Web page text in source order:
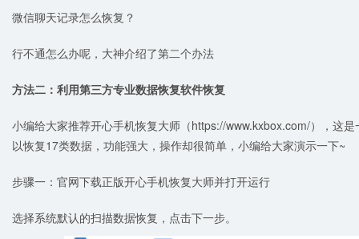
微信聊天记录怎么恢复？
行不通怎么办呢，大神介绍了第二个办法
方法二：利用第三方专业数据恢复软件恢复
小编给大家推荐开心手机恢复大师（https://www.kxbox.com/），这
以恢复17类数据，功能强大，操作却很简单，小编给大家演示一下~
步骤一：官网下载正版开心手机恢复大师并打开运行
选择系统默认的扫描数据恢复，点击下一步。